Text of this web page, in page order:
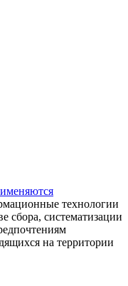
технологии
сбора, систематизации
на территории